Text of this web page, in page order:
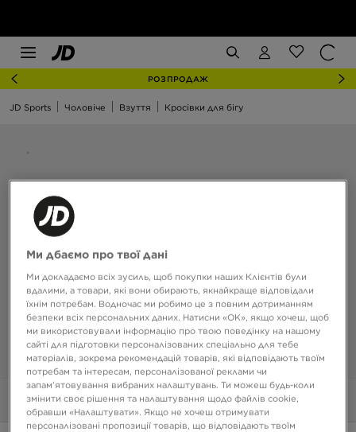
РОЗПРОДАЖ
JD Sports Чоловіче Взуття Кросівки для бігу
Фото 360°
Ми дбаємо про твої дані
Ми докладаємо всіх зусиль, щоб покупки наших Клієнтів були
вдалими, а товари, які вони обирають, якнайкраще відповідали
їхнім потребам. Водночас ми робимо це з повним дотриманням
безпеки всіх персональних даних. Натисни «OK», якщо хочеш, щоб
ми використовували інформацію про твою поведінку на нашому
сайті для підготовки персоналізованих спеціально для тебе
матеріалів, зокрема рекомендацій товарів, які відповідають твоїм
потребам та інтересам, персоналізованої реклами чи
запам’ятовування вибраних налаштувань. Ти можеш будь-коли
змінити своє рішення та налаштування щодо файлів cookie,
обравши «Налаштувати». Якщо не хочеш отримувати
персоналізовані пропозиції товарів, що відповідають твоїм